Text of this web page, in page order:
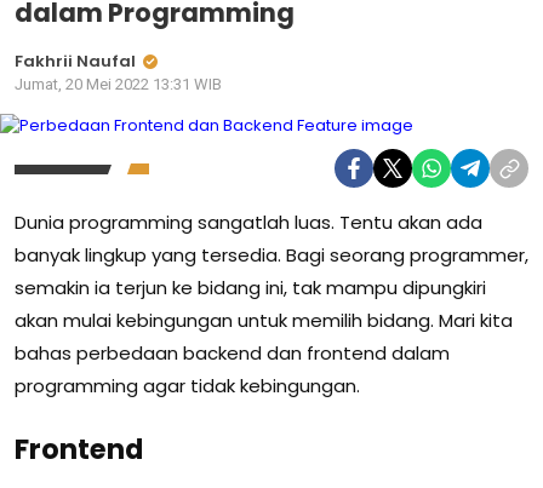
dalam Programming
Fakhrii Naufal
Jumat, 20 Mei 2022 13:31 WIB
Dunia programming sangatlah luas. Tentu akan ada
banyak lingkup yang tersedia. Bagi seorang programmer,
semakin ia terjun ke bidang ini, tak mampu dipungkiri
akan mulai kebingungan untuk memilih bidang. Mari kita
bahas perbedaan backend dan frontend dalam
programming agar tidak kebingungan.
Frontend